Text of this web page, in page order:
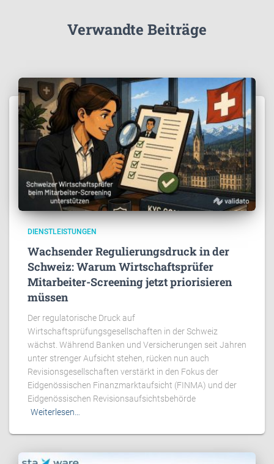
Verwandte Beiträge
DIENSTLEISTUNGEN
Wachsender Regulierungsdruck in der
Schweiz: Warum Wirtschaftsprüfer
Mitarbeiter-Screening jetzt priorisieren
müssen
Der regulatorische Druck auf
Wirtschaftsprüfungsgesellschaften in der Schweiz
wächst. Während Banken und Versicherungen seit Jahren
unter strenger Aufsicht stehen, rücken nun auch
Revisionsgesellschaften verstärkt in den Fokus der
Eidgenössischen Finanzmarktaufsicht (FINMA) und der
Eidgenössischen Revisionsaufsichtsbehörde
Weiterlesen…